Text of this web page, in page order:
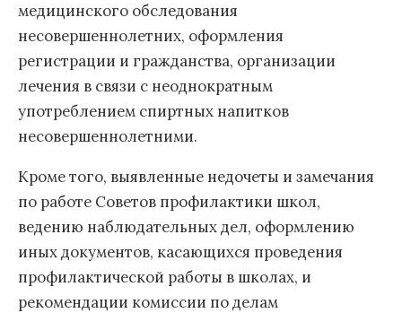
медицинского обследования
несовершеннолетних, оформления
регистрации и гражданства, организации
лечения в связи с неоднократным
употреблением спиртных напитков
несовершеннолетними.
Кроме того, выявленные недочеты и замечания
по работе Советов профилактики школ,
ведению наблюдательных дел, оформлению
иных документов, касающихся проведения
профилактической работы в школах, и
рекомендации комиссии по делам